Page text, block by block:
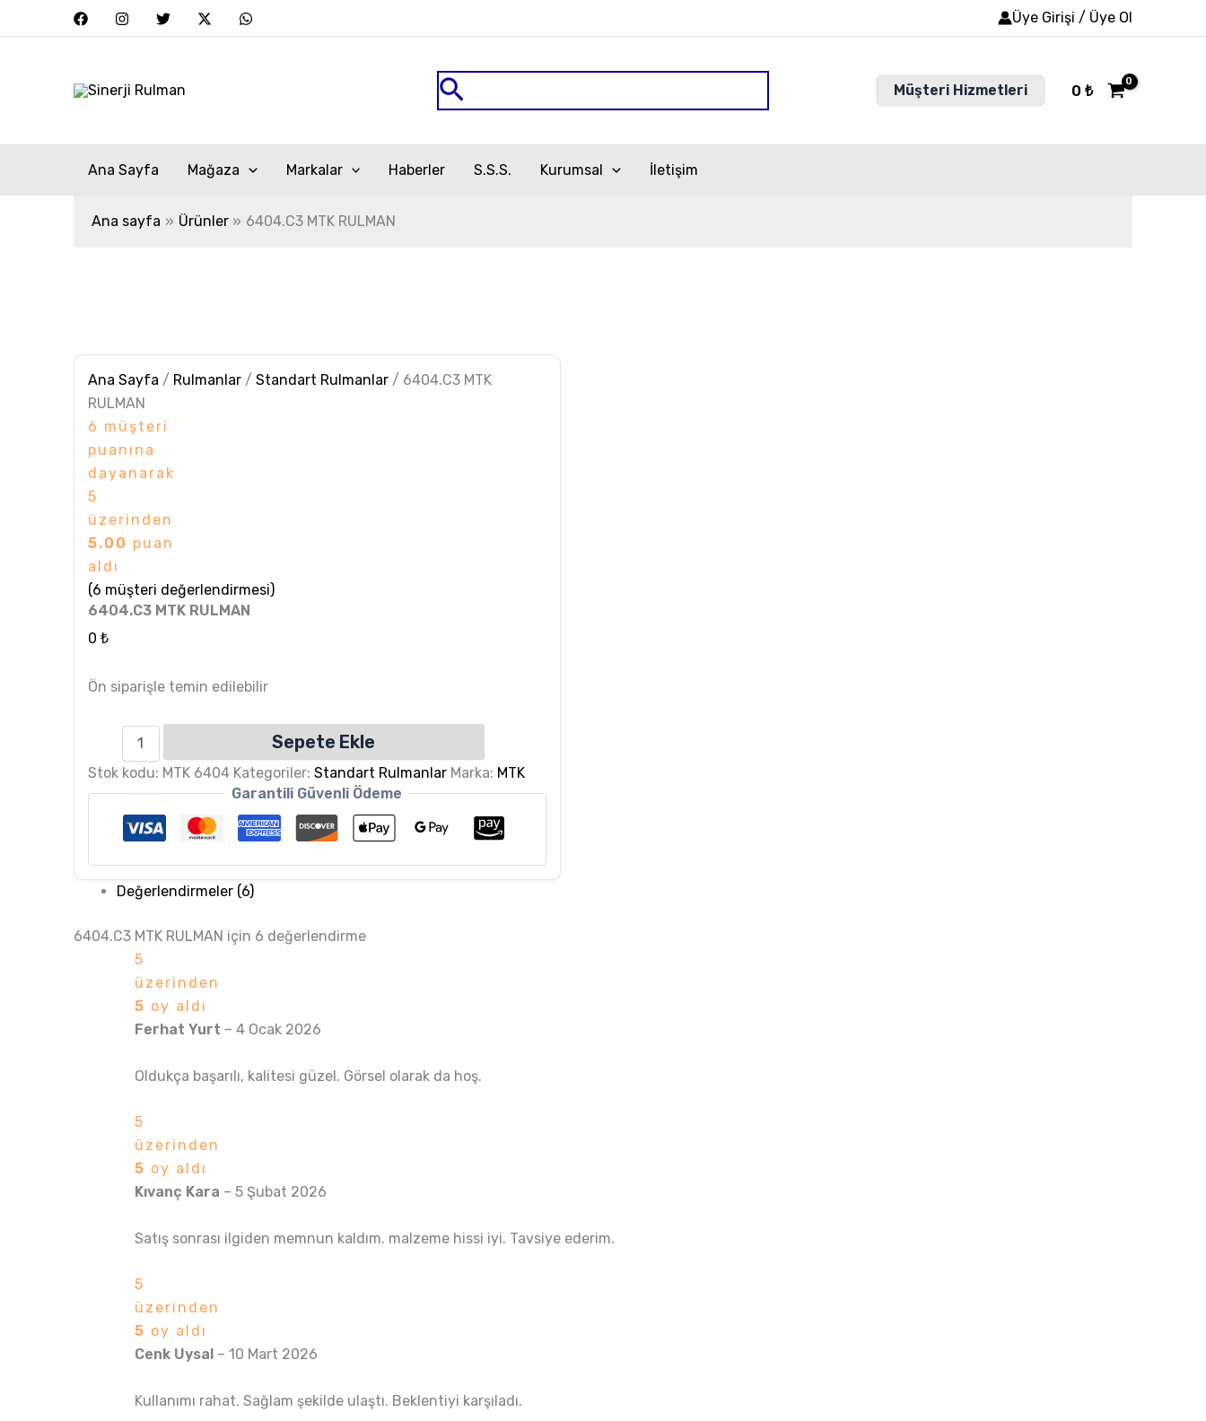
atla
Üye Girişi / Üye Ol
Arama Müşteri Hizmetleri 0 ₺
Ana Sayfa Mağaza Markalar Haberler S.S.S. Kurumsal İletişim
Ana sayfa Ürünler 6404.C3 MTK RULMAN
Ana Sayfa / Rulmanlar / Standart Rulmanlar / 6404.C3 MTK
RULMAN
6 müşteri
puanına
dayanarak
5
üzerinden
5.00 puan
aldı
(6 müşteri değerlendirmesi)
6404.C3 MTK RULMAN
0 ₺
Ön siparişle temin edilebilir
MTK
Sepete Ekle
Stok kodu: MTK 6404 Kategoriler: Standart Rulmanlar Marka: MTK
Garantili Güvenli Ödeme
Değerlendirmeler (6)
6404.C3 MTK RULMAN için 6 değerlendirme
5
üzerinden
5 oy aldı
Ferhat Yurt – 4 Ocak 2026
Oldukça başarılı, kalitesi güzel. Görsel olarak da hoş.
5
üzerinden
5 oy aldı
Kıvanç Kara – 5 Şubat 2026
Satış sonrası ilgiden memnun kaldım. malzeme hissi iyi. Tavsiye ederim.
5
üzerinden
5 oy aldı
Cenk Uysal – 10 Mart 2026
Kullanımı rahat. Sağlam şekilde ulaştı. Beklentiyi karşıladı.